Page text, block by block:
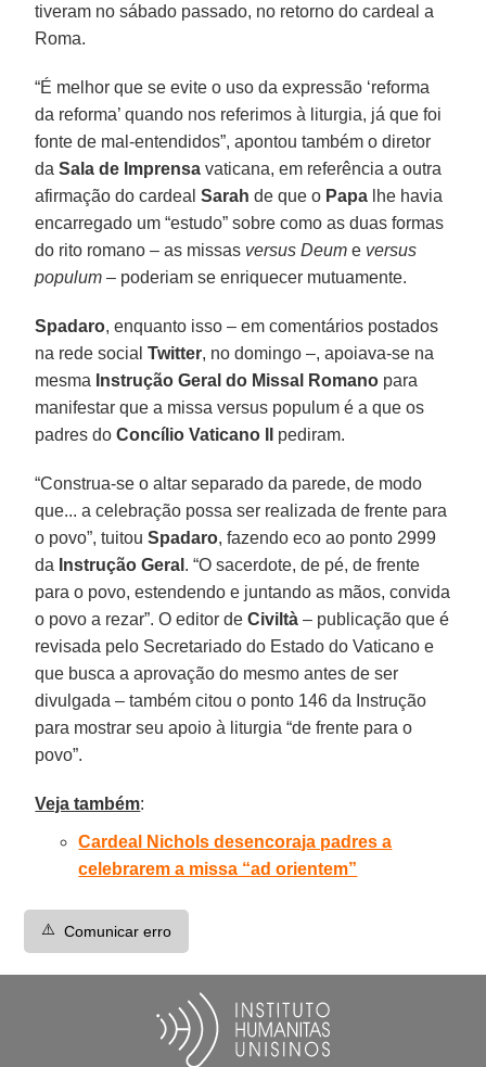
tiveram no sábado passado, no retorno do cardeal a
Roma.
“É melhor que se evite o uso da expressão ‘reforma
da reforma’ quando nos referimos à liturgia, já que foi
fonte de mal-entendidos”, apontou também o diretor
daSala de Imprensa vaticana, em referência a outra
afirmação do cardealSarah de que o Papa lhe havia
encarregado um “estudo” sobre como as duas formas
do rito romano – as missas versus Deum e versus
populum – poderiam se enriquecer mutuamente.
Spadaro, enquanto isso – em comentários postados
na rede socialTwitter, no domingo –, apoiava-se na
mesma Instrução Geral do Missal Romano para
manifestar que a missa versus populum é a que os
padres doConcílio Vaticano II pediram.
“Construa-se o altar separado da parede, de modo
que... a celebração possa ser realizada de frente para
o povo”, tuitouSpadaro, fazendo eco ao ponto 2999
da Instrução Geral . “O sacerdote, de pé, de frente
para o povo, estendendo e juntando as mãos, convida
o povo a rezar”. O editor deCiviltà – publicação que é
revisada pelo Secretariado do Estado do Vaticano e
que busca a aprovação do mesmo antes de ser
divulgada – também citou o ponto 146 da Instrução
para mostrar seu apoio à liturgia “de frente para o
povo”.
Veja também:
Cardeal Nichols desencoraja padres a
celebrarem a missa “ad orientem”
⚠️ Comunicar erro